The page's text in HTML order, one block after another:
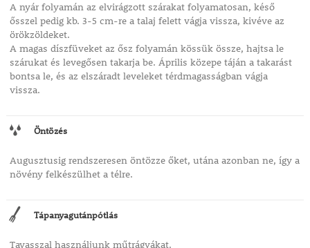
A nyár folyamán az elvirágzott szárakat folyamatosan, késő
ősszel pedig kb. 3-5 cm-re a talaj felett vágja vissza, kivéve az
örökzöldeket.
A magas díszfüveket az ősz folyamán kössük össze, hajtsa le
szárukat és levegősen takarja be. Április közepe táján a takarást
bontsa le, és az elszáradt leveleket térdmagasságban vágja
vissza.
Öntözés
Augusztusig rendszeresen öntözze őket, utána azonban ne, így a
növény felkészülhet a télre.
Tápanyagutánpótlás
Tavasszal használjunk műtrágyákat.